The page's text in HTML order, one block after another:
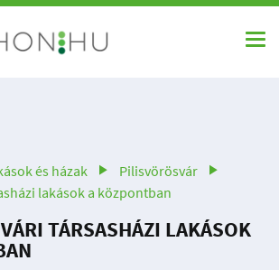
és házak
Pilisvörösvár
lakások a központban
TÁRSASHÁZI LAKÁSOK